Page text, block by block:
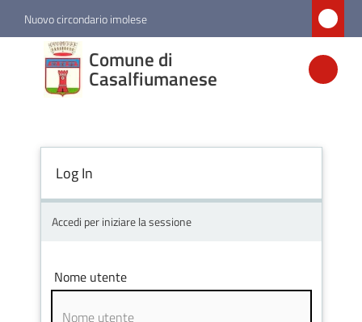
Vai al contenuto
Vai alla navigazione
Vai al footer
Nuovo circondario imolese
Comune di
Casalfiumanese
Comune di
Casalfiumanese
Amministrazione
Novità
Vivere
Casalfiumanese
Log In
Accedi per iniziare la sessione
Nome utente